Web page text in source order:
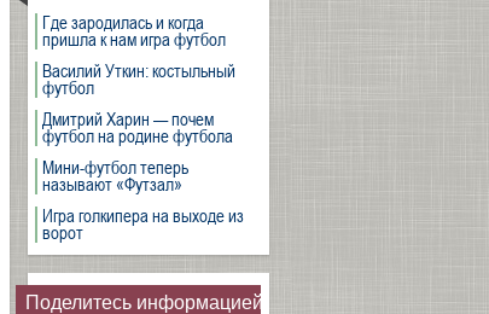
Где зародилась и когда
пришла к нам игра футбол
Василий Уткин: костыльный
футбол
Дмитрий Харин — почем
футбол на родине футбола
Мини-футбол теперь
называют «Футзал»
Игра голкипера на выходе из
ворот
Поделитесь информацией